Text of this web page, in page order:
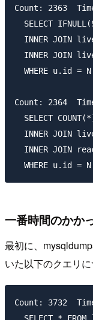
Count: 2363
SELECT
INNER JOIN
INNER JOIN
  WHERE u.id = N
Count: 2364
SELECT
INNER JOIN
INNER JOIN
一番時間のかか
最初に、
いた以下のクエリ
Count: 3732